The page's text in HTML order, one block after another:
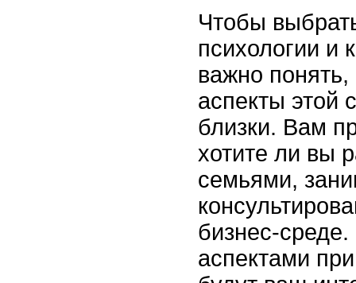
Чтобы
психологии и
важно
аспекты этой
близки. Вам
хотите ли вы
семьями,
бизнес-
аспектами